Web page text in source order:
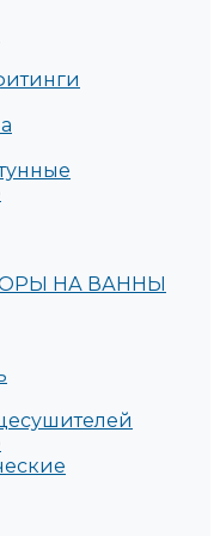
НА ВАННЫ